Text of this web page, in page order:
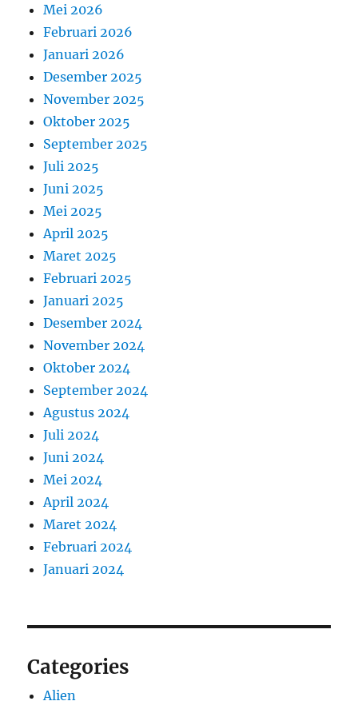
Mei 2026
Februari 2026
Januari 2026
Desember 2025
November 2025
Oktober 2025
September 2025
Juli 2025
Juni 2025
Mei 2025
April 2025
Maret 2025
Februari 2025
Januari 2025
Desember 2024
November 2024
Oktober 2024
September 2024
Agustus 2024
Juli 2024
Juni 2024
Mei 2024
April 2024
Maret 2024
Februari 2024
Januari 2024
Categories
Alien